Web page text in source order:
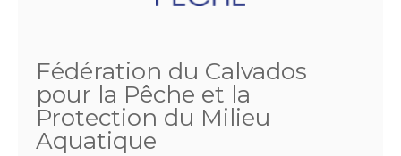
Fédération du Calvados
pour la Pêche et la
Protection du Milieu
Aquatique